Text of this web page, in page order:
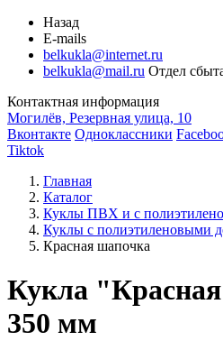
Назад
E-mails
belkukla@internet.ru
belkukla@mail.ru Отдел
Контактная информация
Могилёв, Резервная улица, 10
Вконтакте Одноклассники
Tiktok
Главная
Каталог
Куклы ПВХ и с
Куклы с полиэтиленовыми
Красная шапочка
Кукла
350 мм